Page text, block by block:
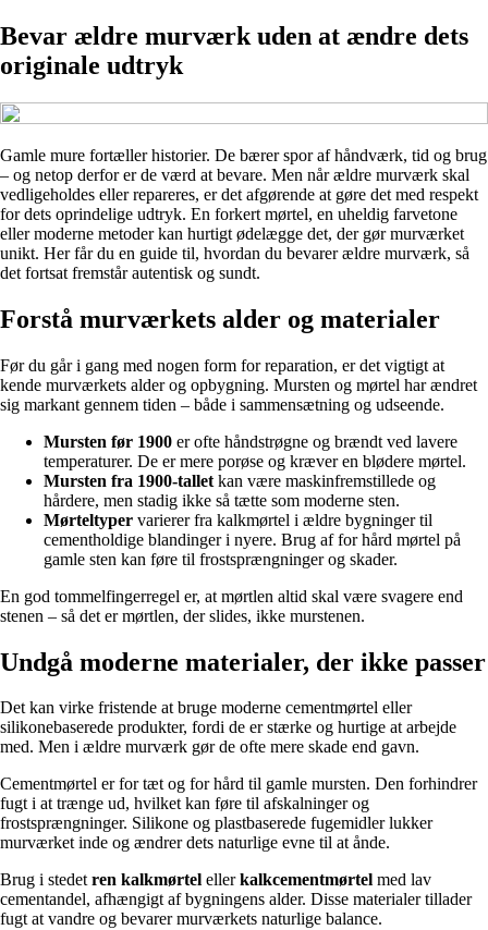
Bevar ældre murværk uden at ændre dets
originale udtryk
Gamle mure fortæller historier. De bærer spor af håndværk, tid og brug
– og netop derfor er de værd at bevare. Men når ældre murværk skal
vedligeholdes eller repareres, er det afgørende at gøre det med respekt
for dets oprindelige udtryk. En forkert mørtel, en uheldig farvetone
eller moderne metoder kan hurtigt ødelægge det, der gør murværket
unikt. Her får du en guide til, hvordan du bevarer ældre murværk, så
det fortsat fremstår autentisk og sundt.
Forstå murværkets alder og materialer
Før du går i gang med nogen form for reparation, er det vigtigt at
kende murværkets alder og opbygning. Mursten og mørtel har ændret
sig markant gennem tiden – både i sammensætning og udseende.
Mursten før 1900 er ofte håndstrøgne og brændt ved lavere
temperaturer. De er mere porøse og kræver en blødere mørtel.
Mursten fra 1900-tallet kan være maskinfremstillede og
hårdere, men stadig ikke så tætte som moderne sten.
Mørteltyper varierer fra kalkmørtel i ældre bygninger til
cementholdige blandinger i nyere. Brug af for hård mørtel på
gamle sten kan føre til frostsprængninger og skader.
En god tommelfingerregel er, at mørtlen altid skal være svagere end
stenen – så det er mørtlen, der slides, ikke murstenen.
Undgå moderne materialer, der ikke passer
Det kan virke fristende at bruge moderne cementmørtel eller
silikonebaserede produkter, fordi de er stærke og hurtige at arbejde
med. Men i ældre murværk gør de ofte mere skade end gavn.
Cementmørtel er for tæt og for hård til gamle mursten. Den forhindrer
fugt i at trænge ud, hvilket kan føre til afskalninger og
frostsprængninger. Silikone og plastbaserede fugemidler lukker
murværket inde og ændrer dets naturlige evne til at ånde.
Brug i stedetren kalkmørtel ellerkalkcementmørtel med lav
cementandel, afhængigt af bygningens alder. Disse materialer tillader
fugt at vandre og bevarer murværkets naturlige balance.